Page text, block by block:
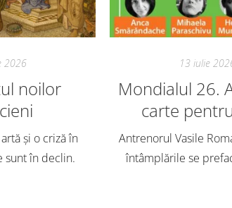
2026
noilor
și o criză în
sunt în declin.
13 iulie
Mondialul 26.
carte
Antrenorul Vasile
întâmplările se